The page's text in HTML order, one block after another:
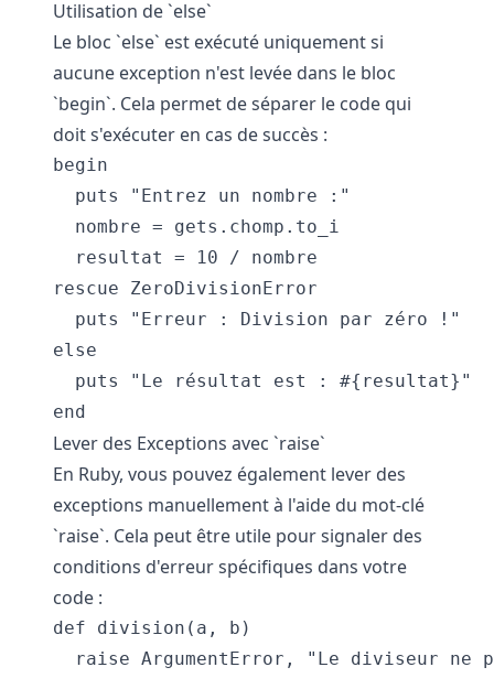
Utilisation de `else`
Le bloc `else` est exécuté uniquement si
aucune exception n'est levée dans le bloc
`begin`. Cela permet de séparer le code qui
doit s'exécuter en cas de succès :
begin
  puts "Entrez un nombre :"
  nombre = gets.chomp.to_i
  resultat = 10 / nombre
rescue ZeroDivisionError
  puts "Erreur : Division par zéro !"
else
  puts "Le résultat est : #{resultat}"
Lever des Exceptions avec `raise`
En Ruby, vous pouvez également lever des
exceptions manuellement à l'aide du mot-clé
`raise`. Cela peut être utile pour signaler des
conditions d'erreur spécifiques dans votre
code :
def division(a, b)
raise ArgumentError, "Le diviseur ne